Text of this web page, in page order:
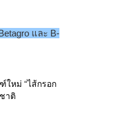
และ B-
ใหม่ “ไส้กรอก
าติ